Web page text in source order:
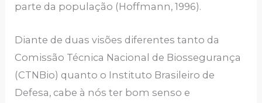
parte da população (Hoffmann, 1996).
Diante de duas visões diferentes tanto da
Comissão Técnica Nacional de Biossegurança
(CTNBio) quanto o Instituto Brasileiro de
Defesa, cabe à nós ter bom senso e